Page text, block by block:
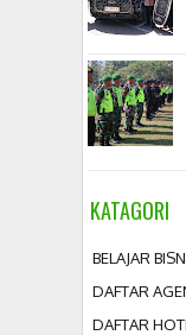
KATAGORI
BELAJAR
DAFTAR
DAFTAR